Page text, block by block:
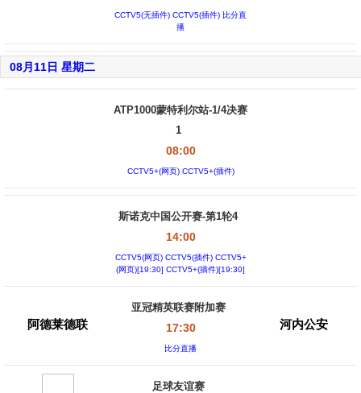
CCTV5(无插件) CCTV5(插件) 比分直
播
08月11日 星期二
ATP1000蒙特利尔站-1/4决赛
1
08:00
CCTV5+(网页) CCTV5+(插件)
斯诺克中国公开赛-第1轮4
14:00
CCTV5(网页) CCTV5(插件) CCTV5+
(网页)[19:30] CCTV5+(插件)[19:30]
阿德莱德联
亚冠精英联赛附加赛
17:30
比分直播
河内公安
足球友谊赛